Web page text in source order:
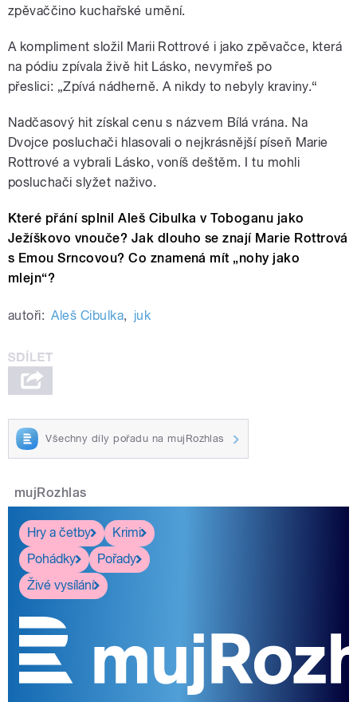
zpěvaččino kuchařské umění.
A kompliment složil Marii Rottrové i jako zpěvačce, která
na pódiu zpívala živě hit Lásko, nevymřeš po
přeslici: „Zpívá nádherně. A nikdy to nebyly kraviny.“
Nadčasový hit získal cenu s názvem Bílá vrána. Na
Dvojce posluchači hlasovali o nejkrásnější píseň Marie
Rottrové a vybrali Lásko, voníš deštěm. I tu mohli
posluchači slyžet naživo.
Které přání splnil Aleš Cibulka v Toboganu jako
Ježíškovo vnouče? Jak dlouho se znají Marie Rottrová
s Emou Srncovou? Co znamená mít „nohy jako
mlejn“?
autoři: Aleš Cibulka, juk
Všechny díly pořadu na mujRozhlas
mujRozhlas
Hry a četby
Krimi
Pohádky
Pořady
Živé vysílání